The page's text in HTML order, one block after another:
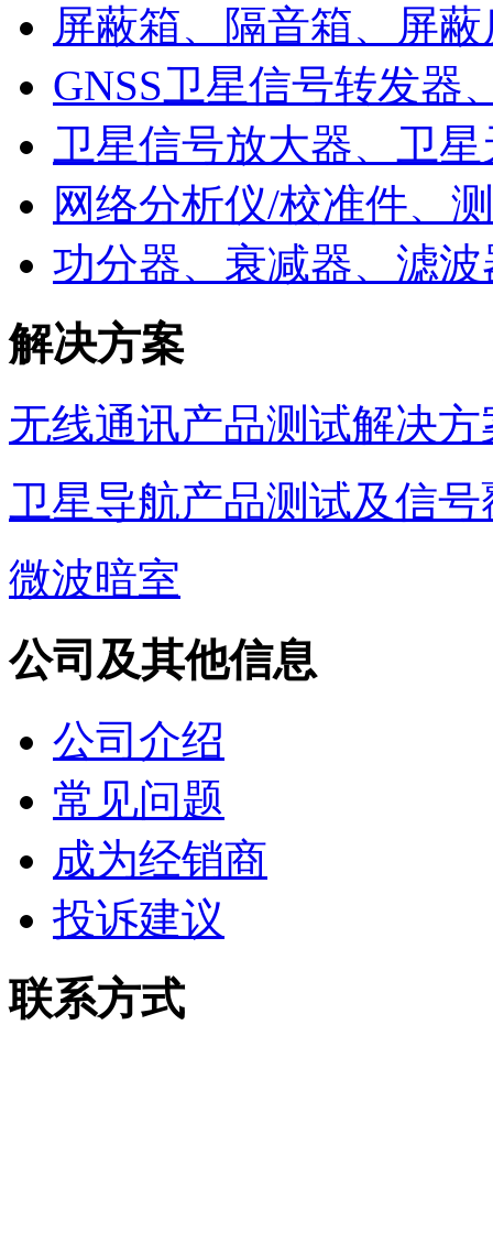
屏蔽箱、隔音箱、屏
GNSS卫星信号转发器
卫星信号放大器、卫
网络分析仪/校准件、
功分器、衰减器、滤
解决方案
无线通讯产品测试解决方
卫星导航产品测试及信
微波暗室
公司及其他信息
公司介绍
常见问题
成为经销商
投诉建议
联系方式